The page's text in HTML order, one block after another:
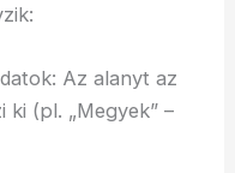
Az alanyt az
ki (pl. „Megyek” –